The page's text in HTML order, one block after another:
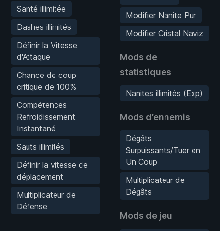
Santé illimitée
Dashes illimités
Définir la Vitesse
d'Attaque
Chance de coup
critique de 100%
Compétences
Refroidissement
Instantané
Sauts illimités
Définir la vitesse de
déplacement
Multiplicateur de
Défense
Modifier Nanite Pur
Modifier Cristal Naviz
Mods de
statistiques
Nanites illimités (Exp)
Mods d’ennemis
Dégâts
Surpuissants/Tuer en
Un Coup
Multiplicateur de
Dégâts
Mods de jeu